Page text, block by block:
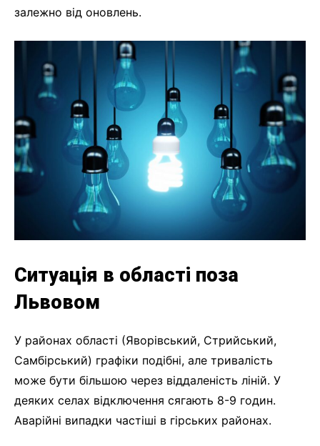
залежно від оновлень.
Ситуація в області поза
Львовом
У районах області (Яворівський, Стрийський,
Самбірський) графіки подібні, але тривалість
може бути більшою через віддаленість ліній. У
деяких селах відключення сягають 8-9 годин.
Аварійні випадки частіші в гірських районах.